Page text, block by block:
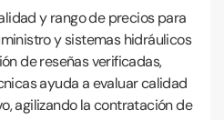
y rango de precios para
y sistemas hidráulicos
de reseñas verificadas,
ayuda a evaluar calidad
agilizando la contratación de